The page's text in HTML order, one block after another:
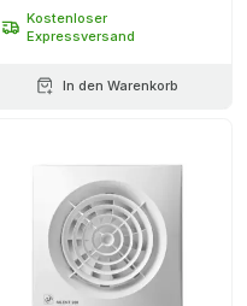
Kostenloser
Expressversand
In den Warenkorb